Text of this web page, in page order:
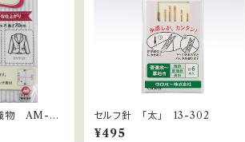
織物 AM-W
セルフ針 「太」 13-302
¥495